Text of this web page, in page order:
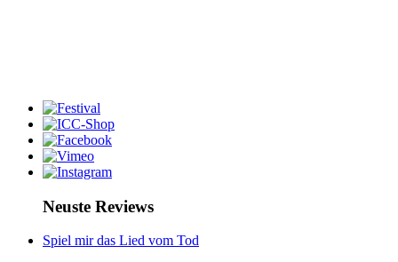
Neuste Reviews
Spiel mir das Lied vom Tod